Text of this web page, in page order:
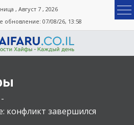
, Август 7 , 2026
обновление: 07/08/26, 13:58
-
конфликт завершился